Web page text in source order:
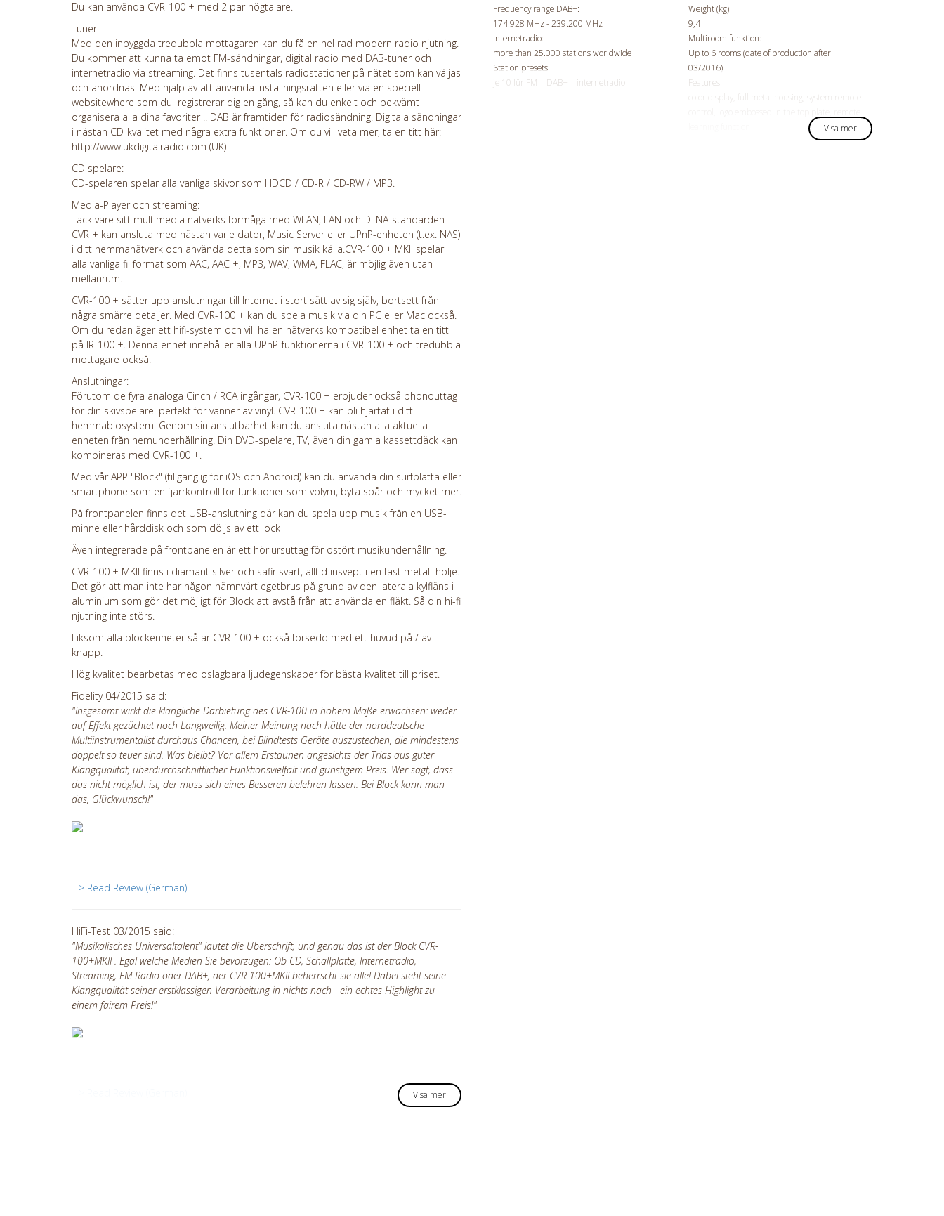
Du kan använda CVR-100 + med 2 par högtalare.
Tuner:
Med den inbyggda tredubbla mottagaren kan du få en hel rad modern radio njutning.
Du kommer att kunna ta emot FM-sändningar, digital radio med DAB-tuner och
internetradio via streaming. Det finns tusentals radiostationer på nätet som kan väljas
och anordnas. Med hjälp av att använda inställningsratten eller via en speciell
websitewhere som du registrerar dig en gång, så kan du enkelt och bekvämt
organisera alla dina favoriter .. DAB är framtiden för radiosändning. Digitala sändningar
i nästan CD-kvalitet med några extra funktioner. Om du vill veta mer, ta en titt här:
http://www.ukdigitalradio.com (UK)
CD spelare:
CD-spelaren spelar alla vanliga skivor som HDCD / CD-R / CD-RW / MP3.
Media-Player och streaming:
Tack vare sitt multimedia nätverks förmåga med WLAN, LAN och DLNA-standarden
CVR + kan ansluta med nästan varje dator, Music Server eller UPnP-enheten (t.ex. NAS)
i ditt hemmanätverk och använda detta som sin musik källa.CVR-100 + MKII spelar
alla vanliga fil format som AAC, AAC +, MP3, WAV, WMA, FLAC, är möjlig även utan
mellanrum.
CVR-100 + sätter upp anslutningar till Internet i stort sätt av sig själv, bortsett från
några smärre detaljer. Med CVR-100 + kan du spela musik via din PC eller Mac också.
Om du redan äger ett hifi-system och vill ha en nätverks kompatibel enhet ta en titt
på IR-100 +. Denna enhet innehåller alla UPnP-funktionerna i CVR-100 + och tredubbla
mottagare också.
Anslutningar:
Förutom de fyra analoga Cinch / RCA ingångar, CVR-100 + erbjuder också phonouttag
för din skivspelare! perfekt för vänner av vinyl. CVR-100 + kan bli hjärtat i ditt
hemmabiosystem. Genom sin anslutbarhet kan du ansluta nästan alla aktuella
enheten från hemunderhållning. Din DVD-spelare, TV, även din gamla kassettdäck kan
kombineras med CVR-100 +.
Med vår APP "Block" (tillgänglig för iOS och Android) kan du använda din surfplatta eller
smartphone som en fjärrkontroll för funktioner som volym, byta spår och mycket mer.
På frontpanelen finns det USB-anslutning där kan du spela upp musik från en USB-
minne eller hårddisk och som döljs av ett lock
Även integrerade på frontpanelen är ett hörlursuttag för ostört musikunderhållning.
CVR-100 + MKII finns i diamant silver och safir svart, alltid insvept i en fast metall-hölje.
Det gör att man inte har någon nämnvärt egetbrus på grund av den laterala kylfläns i
aluminium som gör det möjligt för Block att avstå från att använda en fläkt. Så din hi-fi
njutning inte störs.
Liksom alla blockenheter så är CVR-100 + också försedd med ett huvud på / av-
knapp.
Hög kvalitet bearbetas med oslagbara ljudegenskaper för bästa kvalitet till priset.
Fidelity 04/2015 said:
"Insgesamt wirkt die klangliche Darbietung des CVR-100 in hohem Maße erwachsen: weder
auf Effekt gezüchtet noch Langweilig. Meiner Meinung nach hätte der norddeutsche
Multiinstrumentalist durchaus Chancen, bei Blindtests Geräte auszustechen, die mindestens
doppelt so teuer sind. Was bleibt? Vor allem Erstaunen angesichts der Trias aus guter
Klangqualität, überdurchschnittlicher Funktionsvielfalt und günstigem Preis. Wer sagt, dass
das nicht möglich ist, der muss sich eines Besseren belehren lassen: Bei Block kann man
das, Glückwunsch!"
--> Read Review (German)
HiFi-Test 03/2015 said:
"Musikalisches Universaltalent" lautet die Überschrift, und genau das ist der Block CVR-
100+MKII . Egal welche Medien Sie bevorzugen: Ob CD, Schallplatte, Internetradio,
Streaming, FM-Radio oder DAB+, der CVR-100+MKII beherrscht sie alle! Dabei steht seine
Klangqualität seiner erstklassigen Verarbeitung in nichts nach - ein echtes Highlight zu
einem fairem Preis!"
Visa mer
Frequency range DAB+:
174.928 MHz - 239.200 MHz
Internetradio:
more than 25.000 stations worldwide
Station presets:
je 10 für FM | DAB+ | internetradio
Weight (kg):
9,4
Multiroom funktion:
Up to 6 rooms (date of production after
03/2016)
Features:
color display, full metal housing, system remote
Visa mer